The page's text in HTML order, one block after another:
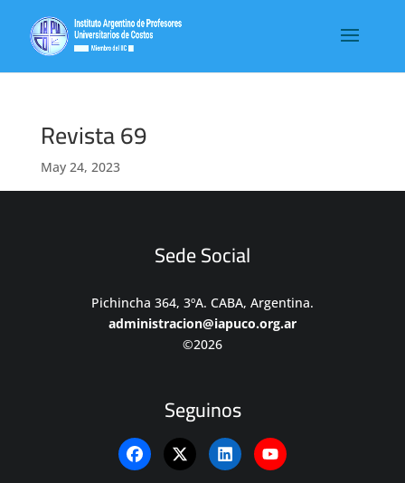
Revista 69
May 24, 2023
Sede Social
Pichincha 364, 3ºA. CABA, Argentina.
administracion@iapuco.org.ar
©2026
Seguinos